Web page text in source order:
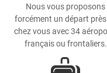
Nous vous proposons
forcément un départ près
chez vous avec 34
français ou frontaliers.